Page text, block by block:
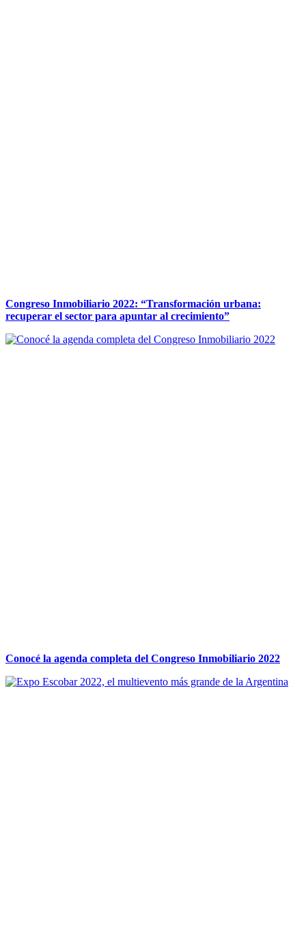
Congreso Inmobiliario 2022: “Transformación urbana:
recuperar el sector para apuntar al crecimiento”
Conocé la agenda completa del Congreso Inmobiliario 2022